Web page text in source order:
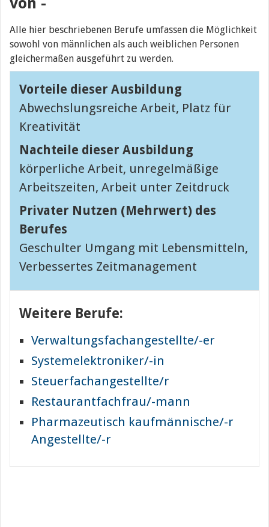
Alle hier beschriebenen Berufe umfassen die Möglichkeit
sowohl von männlichen als auch weiblichen Personen
gleichermaßen ausgeführt zu werden.
Vorteile dieser Ausbildung
Abwechslungsreiche Arbeit, Platz für
Kreativität
Nachteile dieser Ausbildung
körperliche Arbeit, unregelmäßige
Arbeitszeiten, Arbeit unter Zeitdruck
Privater Nutzen (Mehrwert) des
Berufes
Geschulter Umgang mit Lebensmitteln,
Verbessertes Zeitmanagement
Weitere Berufe:
Verwaltungsfachangestellte/-er
Systemelektroniker/-in
Steuerfachangestellte/r
Restaurantfachfrau/-mann
Pharmazeutisch kaufmännische/-r
Angestellte/-r